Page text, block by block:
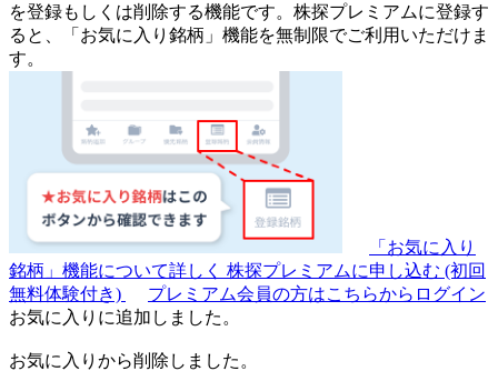
を登録もしくは削除する機能です。 株探プレミアムに登録す
ると、「お気に入り銘柄」機能を無制限でご利用いただけま
す。
「お気に入り
銘柄」機能について詳しく 株探プレミアムに申し込む (初回
無料体験付き)
プレミアム会員の方はこちらからログイン
お気に入りに追加しました。
お気に入りから削除しました。